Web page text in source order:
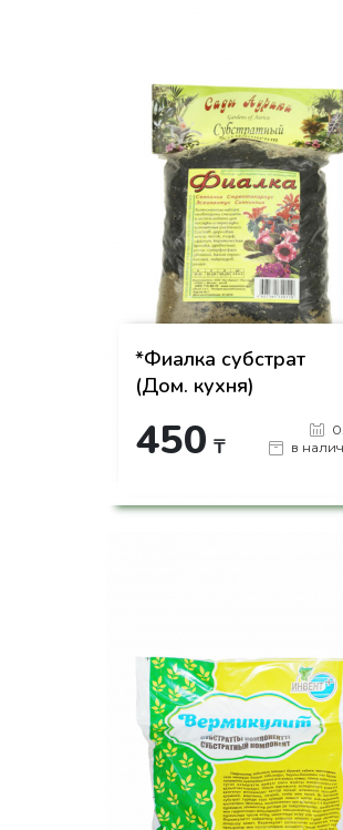
*Фиалка субстрат
(Дом. кухня)
450 ₸
в